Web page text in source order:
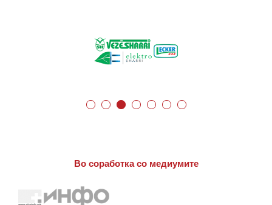
Во соработка со медиумите